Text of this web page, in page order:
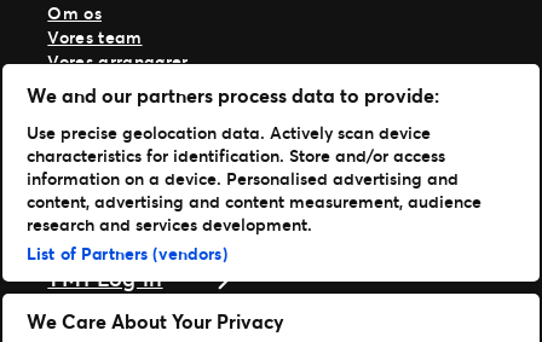
Om os
Vores team
Vores arrangører
Vores historie
Karriere hos Live Nation
Læs mere
Nyheder
Presse & medier
Support
TM1 Log in
Download vores apps
We and our partners process data to provide:
Use precise geolocation data. Actively scan device
characteristics for identification. Store and/or access
information on a device. Personalised advertising and
content, advertising and content measurement, audience
research and services development.
List of Partners (vendors)
We Care About Your Privacy